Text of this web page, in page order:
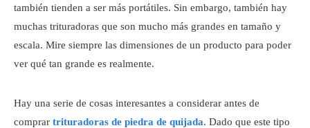
también tienden a ser más portátiles. Sin embargo, también hay
muchas trituradoras que son mucho más grandes en tamaño y
escala. Mire siempre las dimensiones de un producto para poder
ver qué tan grande es realmente.
Hay una serie de cosas interesantes a considerar antes de
comprar trituradoras de piedra de quijada. Dado que este tipo